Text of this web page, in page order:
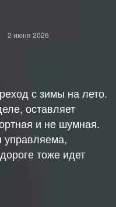
2 июня 2026
с зимы на лето.
оставляет
и не шумная.
управляема,
тоже идет